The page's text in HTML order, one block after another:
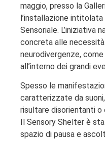
maggio, presso la
l’installazione
Sensoriale. L’iniziativa
concreta alle
neurodivergenze, come
all’interno dei grandi
Spesso le
caratterizzate da
risultare disorientanti
Il Sensory Shelter è
spazio di pausa e